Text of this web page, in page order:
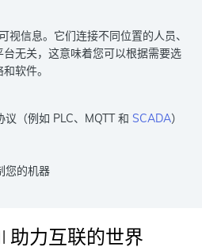
信息。它们连接不同位置的人员、
无关，这意味着您可以根据需要选
软件。
（例如 PLC、MQTT 和 SCADA）
您的机器
助力互联的世界